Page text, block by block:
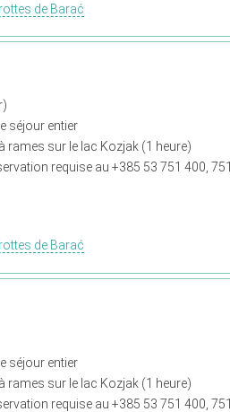
de Barać
séjour entier
rames sur le lac Kozjak (1 heure)
requise au +385 53 751 400, 751
de Barać
séjour entier
rames sur le lac Kozjak (1 heure)
requise au +385 53 751 400, 751